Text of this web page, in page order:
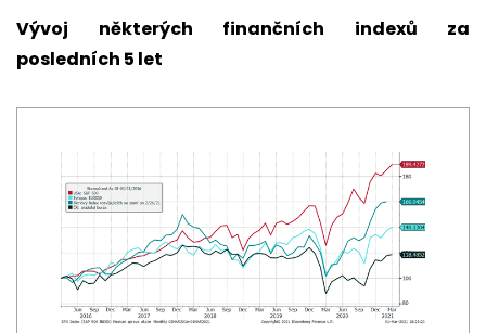
Vývoj některých finančních indexů za
posledních 5 let